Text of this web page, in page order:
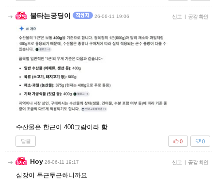
불타는궁딩이 26-06-11 19:06 신고 | 공감 확인
수산물은 한근이 400그람이라 함
답글 0
0
Hoy 26-06-11 19:17 신고 | 공감 확인
심장이 두근두근하니까요